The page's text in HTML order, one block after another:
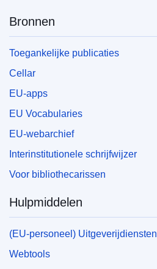
Bronnen
Toegankelijke publicaties
Cellar
EU-apps
EU Vocabularies
EU-webarchief
Interinstitutionele schrijfwijzer
Voor bibliothecarissen
Hulpmiddelen
(EU-personeel) Uitgeverijdiensten
Webtools